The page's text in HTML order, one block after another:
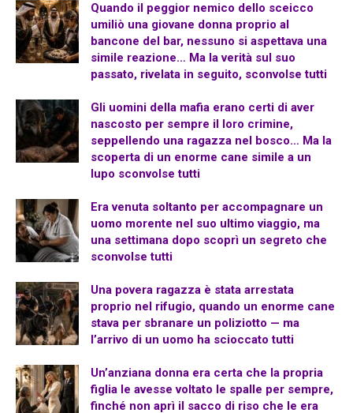
Quando il peggior nemico dello sceicco
umiliò una giovane donna proprio al
bancone del bar, nessuno si aspettava una
simile reazione… Ma la verità sul suo
passato, rivelata in seguito, sconvolse tutti
Gli uomini della mafia erano certi di aver
nascosto per sempre il loro crimine,
seppellendo una ragazza nel bosco… Ma la
scoperta di un enorme cane simile a un
lupo sconvolse tutti
Era venuta soltanto per accompagnare un
uomo morente nel suo ultimo viaggio, ma
una settimana dopo scoprì un segreto che
sconvolse tutti
Una povera ragazza è stata arrestata
proprio nel rifugio, quando un enorme cane
stava per sbranare un poliziotto — ma
l’arrivo di un uomo ha scioccato tutti
Un’anziana donna era certa che la propria
figlia le avesse voltato le spalle per sempre,
finché non aprì il sacco di riso che le era